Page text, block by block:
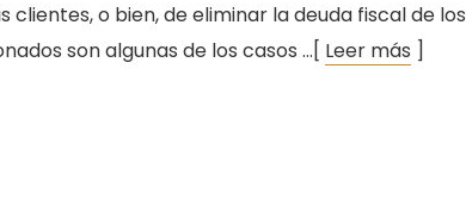
clientes, o bien, de eliminar la deuda fiscal de los
son algunas de los casos …[ Leer más ]